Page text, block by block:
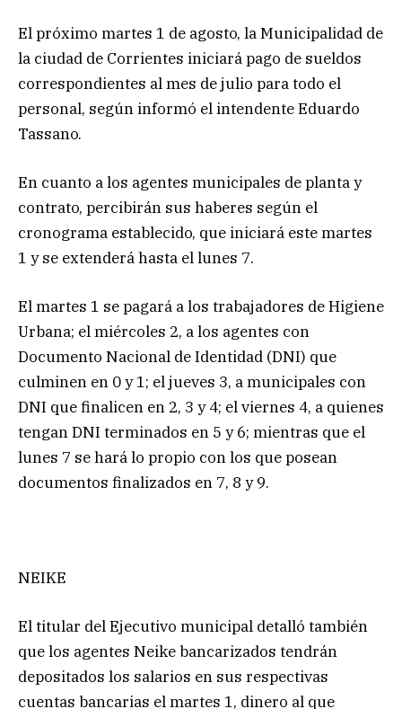
El próximo martes 1 de agosto, la Municipalidad de
la ciudad de Corrientes iniciará pago de sueldos
correspondientes al mes de julio para todo el
personal, según informó el intendente Eduardo
Tassano.
En cuanto a los agentes municipales de planta y
contrato, percibirán sus haberes según el
cronograma establecido, que iniciará este martes
1 y se extenderá hasta el lunes 7.
El martes 1 se pagará a los trabajadores de Higiene
Urbana; el miércoles 2, a los agentes con
Documento Nacional de Identidad (DNI) que
culminen en 0 y 1; el jueves 3, a municipales con
DNI que finalicen en 2, 3 y 4; el viernes 4, a quienes
tengan DNI terminados en 5 y 6; mientras que el
lunes 7 se hará lo propio con los que posean
documentos finalizados en 7, 8 y 9.
NEIKE
El titular del Ejecutivo municipal detalló también
que los agentes Neike bancarizados tendrán
depositados los salarios en sus respectivas
cuentas bancarias el martes 1, dinero al que